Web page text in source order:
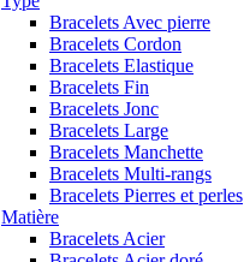
Bracelets Avec pierre
Bracelets Cordon
Bracelets Elastique
Bracelets Fin
Bracelets Jonc
Bracelets Large
Bracelets Manchette
Bracelets Multi-rangs
Bracelets Pierres et perles
Matière
Bracelets Acier